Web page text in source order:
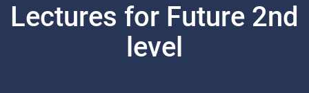
Lectures for Future 2nd
level